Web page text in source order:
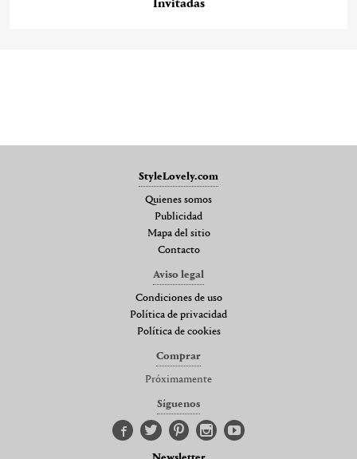
Invitadas
StyleLovely.com
Quienes somos
Publicidad
Mapa del sitio
Contacto
Aviso legal
Condiciones de uso
Política de privacidad
Política de cookies
Comprar
Próximamente
Síguenos